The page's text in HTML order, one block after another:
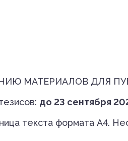
МАТЕРИАЛОВ ДЛЯ
до 23 сентября
текста формата А4.